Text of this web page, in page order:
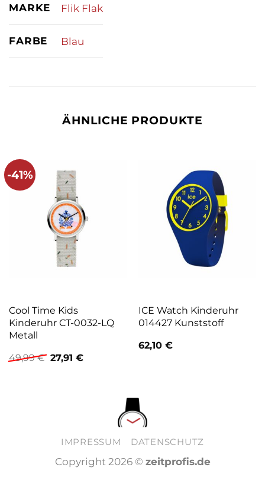
MARKE Flik Flak
FARBE Blau
ÄHNLICHE PRODUKTE
-41%
Cool Time Kids
Kinderuhr CT-0032-LQ
Metall
49,99€ Ursprünglicher
Preis
27,91 €Aktueller
ICE Watch Kinderuhr
014427 Kunststoff
62,10 €
IMPRESSUM DATENSCHUTZ
Copyright 2026 © zeitprofis.de